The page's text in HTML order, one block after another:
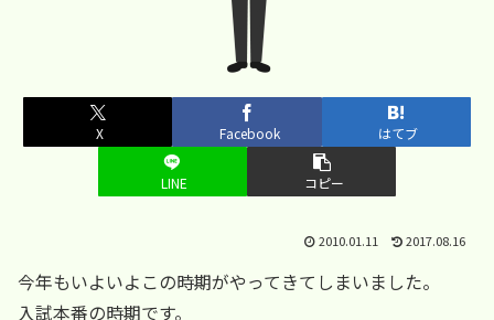
X Facebook はてブ
LINE コピー
2010.01.11 2017.08.16
今年もいよいよこの時期がやってきてしまいました。
入試本番の時期です。